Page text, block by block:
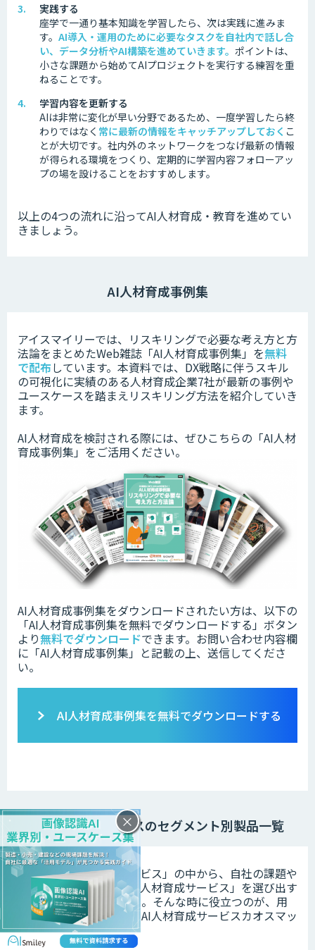
実践する
座学で一通り基本知識を学習したら、次は実践に進みま
す。 AI導入・運用のために必要なタスクを自社内で話し合
い、データ分析やAI構築を進めていきます。 ポイントは、
小さな課題から始めてAIプロジェクトを実行する練習を重
ねることです。
学習内容を更新する
AIは非常に変化が早い分野であるため、一度学習したら終
わりではなく 常に最新の情報をキャッチアップしておく こ
とが大切です。 社内外のネットワークをつなげ最新の情報
が得られる環境をつくり、定期的に学習内容フォローアッ
プの場を設けることをおすすめします。
以上の4つの流れに沿ってAI人材育成・教育を進めてい
きましょう。
AI人材育成事例集
アイスマイリーでは、リスキリングで必要な考え方と方
法論をまとめたWeb雑誌「AI人材育成事例集」を無料
で配布しています。本資料では、DX戦略に伴うスキル
の可視化に実績のある人材育成企業7社が最新の事例や
ユースケースを踏まえリスキリング方法を紹介していき
ます。
AI人材育成を検討される際には、ぜひこちらの「AI人材
育成事例集」をご活用ください。
AI人材育成事例集をダウンロードされたい方は、以下の
「AI人材育成事例集を無料でダウンロードする」ボタン
より無料でダウンロードできます。 お問い合わせ内容欄
に「AI人材育成事例集」と記載の上、送信してくださ
い。
AI人材育成事例集を無料でダウンロードする
AI人材育成サービスのセグメント別製品一覧
数ある「AI人材育成サービス」の中から、自社の課題や
導入の目的にあった「AI人材育成サービス」を選び出す
のは容易ではありません。そんな時に役立つのが、用
途別にセグメントされたAI人材育成サービスカオスマッ
プです。
×